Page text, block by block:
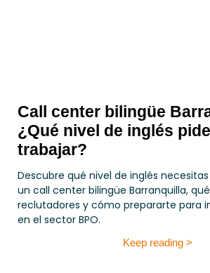
Call center bilingüe
¿Qué nivel de inglés
trabajar?
Descubre qué nivel de inglés
un call center bilingüe Barranquilla,
reclutadores y cómo prepararte para
en el sector BPO.
Keep reading >